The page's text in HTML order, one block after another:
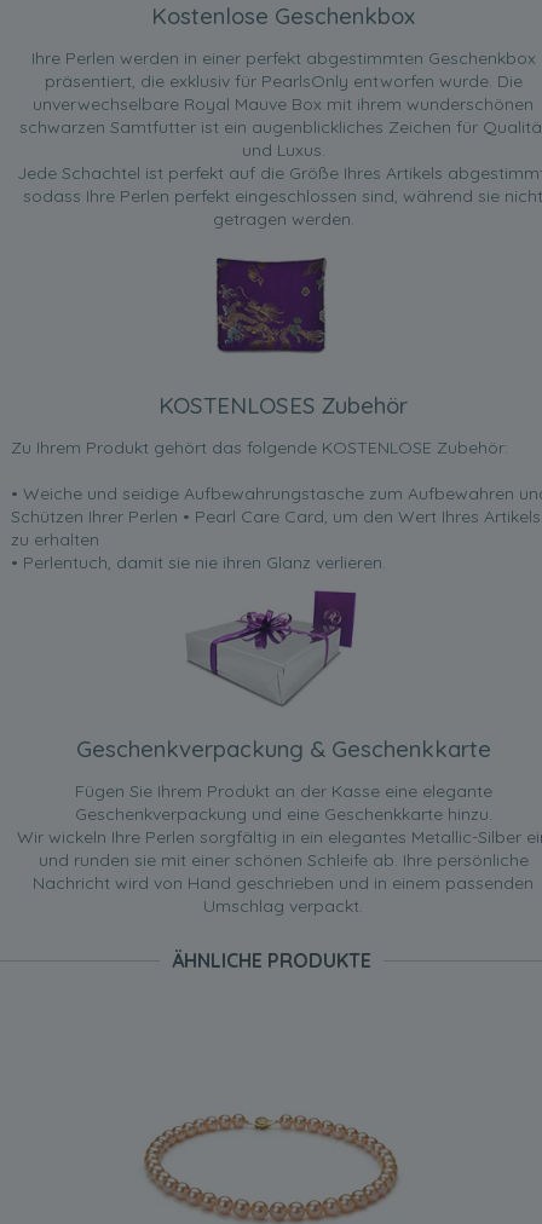
Kostenlose Geschenkbox
Ihre Perlen werden in einer perfekt abgestimmten Geschenkbox
präsentiert, die exklusiv für PearlsOnly entworfen wurde. Die
unverwechselbare Royal Mauve Box mit ihrem wunderschönen
schwarzen Samtfutter ist ein augenblickliches Zeichen für
und Luxus.
Jede Schachtel ist perfekt auf die Größe Ihres Artikels
sodass Ihre Perlen perfekt eingeschlossen sind, während sie nicht
getragen werden.
KOSTENLOSES Zubehör
Zu Ihrem Produkt gehört das folgende KOSTENLOSE Zubehör:
• Weiche und seidige Aufbewahrungstasche zum Aufbewahren
Schützen Ihrer Perlen • Pearl Care Card, um den Wert Ihres Artikels
zu erhalten
• Perlentuch, damit sie nie ihren Glanz verlieren.
Geschenkverpackung & Geschenkkarte
Fügen Sie Ihrem Produkt an der Kasse eine elegante
Geschenkverpackung und eine Geschenkkarte hinzu.
Wir wickeln Ihre Perlen sorgfältig in ein elegantes Metallic-Silber
und runden sie mit einer schönen Schleife ab. Ihre persönliche
Nachricht wird von Hand geschrieben und in einem passenden
Umschlag verpackt.
ÄHNLICHE PRODUKTE